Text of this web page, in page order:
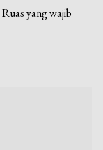
Ruas yang wajib